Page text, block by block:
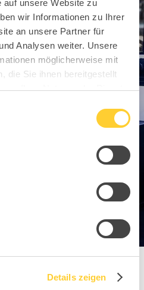
auf unsere Website zu
wir Informationen zu Ihrer
an unsere Partner für
Analysen weiter. Unsere
möglicherweise mit
die Sie ihnen bereitgestellt
Ihrer Nutzung der Dienste
Details zeigen